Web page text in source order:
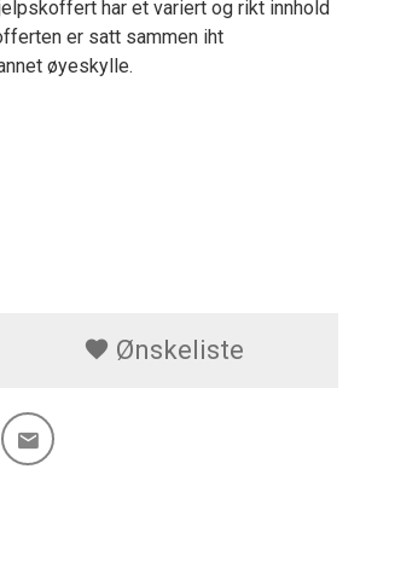
har et variert og rikt innhold
er satt sammen iht
øyeskylle.
Ønskeliste